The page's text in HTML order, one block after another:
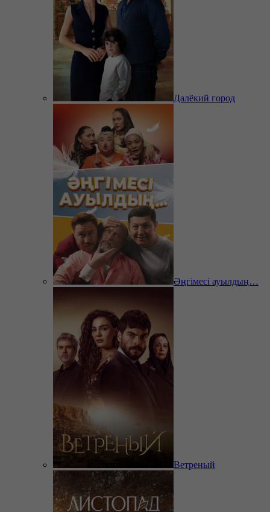
Далёкий город
Әңгімесі ауылдың…
Ветреный